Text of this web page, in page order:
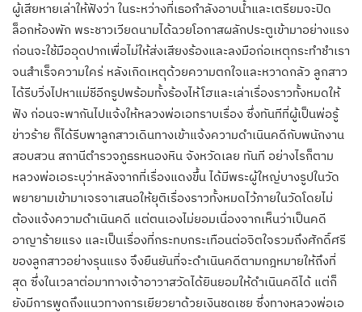
ผู้เสียหายเล่าให้ฟังว่า ในระหว่างที่เธอกำลังอาบน้ำและเตรียมจะปิด
ล็อกห้องพัก พระชาวเวียดนามได้ฉวยโอกาสผลักประตูเข้ามาอย่างแรง
ก่อนจะใช้มืออุดปากเพื่อไม่ให้ส่งเสียงร้องและลงมือก่อเหตุกระทำชำเรา
จนสำเร็จความใคร่ หลังเกิดเหตุด้วยความตกใจและหวาดกลัว ลูกสาว
ได้รีบวิ่งไปหาแม่ชีอีกรูปพร้อมทั้งร้องไห้โฮและเล่าเรื่องราวทั้งหมดให้
ฟัง ก่อนจะพากันไปแจ้งให้หลวงพ่อเอทราบเรื่อง ซึ่งทันทีที่ผู้เป็นพ่อรู้
ข่าวร้าย ก็ได้รีบพาลูกสาวเดินทางเข้าแจ้งความดำเนินคดีกับพนักงาน
สอบสวน สถานีตำรวจภูธรหนองหิน จังหวัดเลย ทันที อย่างไรก็ตาม
หลวงพ่อเอระบุว่าหลังจากที่เรื่องแดงขึ้น ได้มีพระผู้ใหญ่บางรูปในวัด
พยายามเข้ามาเจรจาเสนอให้ยุติเรื่องราวทั้งหมดไว้ภายในวัดโดยไม่
ต้องแจ้งความดำเนินคดี แต่ตนเองไม่ยอมเนื่องจากเห็นว่าเป็นคดี
อาญาร้ายแรง และเป็นเรื่องที่กระทบกระเทือนต่อจิตใจรวมถึงศักดิ์ศรี
ของลูกสาวอย่างรุนแรง จึงยืนยันที่จะดำเนินคดีตามกฎหมายให้ถึงที่
สุด ซึ่งในเวลาต่อมาทางเจ้าอาวาสวัดได้ยินยอมให้ดำเนินคดีได้ แต่ก็
ยังมีการพูดถึงแนวทางการเยียวยาด้วยเงินชดเชย ซึ่งทางหลวงพ่อเอ